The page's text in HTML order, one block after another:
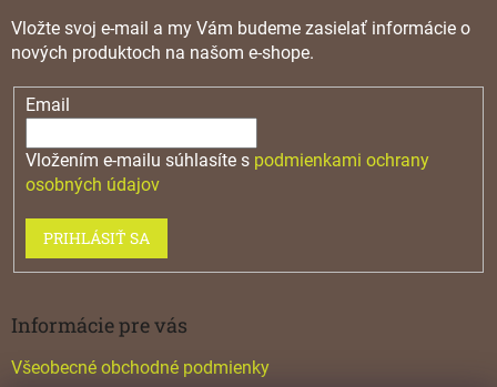
Vložte svoj e-mail a my Vám budeme zasielať informácie o
nových produktoch na našom e-shope.
Email
Vložením e-mailu súhlasíte s podmienkami ochrany
osobných údajov
PRIHLÁSIŤ SA
Informácie pre vás
Všeobecné obchodné podmienky